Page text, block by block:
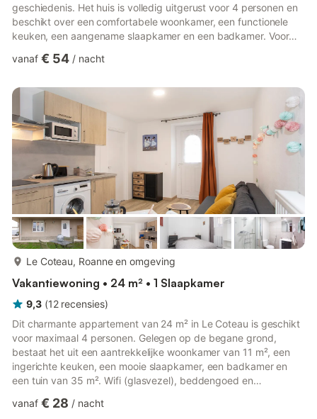
geschiedenis. Het huis is volledig uitgerust voor 4 personen en
beschikt over een comfortabele woonkamer, een functionele
keuken, een aangename slaapkamer en een badkamer. Voor
aanwezig. U vindt er wifi, een televisie, evenals boeken en
Ochtends kunt u genieten van een rustig moment in de
privétuin voordat u de omgeving gaat verkennen. In de buurt: -
Boulieu-lès-A...
vanaf € 54 / nacht
Le Coteau, Roanne en omgeving
Vakantiewoning • 24 m² • 1 Slaapkamer
9,3 (12 recensies)
Dit charmante appartement van 24 m² in Le Coteau is geschikt
voor maximaal 4 personen. Gelegen op de begane grond,
bestaat het uit een aantrekkelijke woonkamer van 11 m², een
ingerichte keuken, een mooie slaapkamer, een badkamer en
een tuin van 35 m². Wifi (glasvezel), beddengoed en
bestaat uit: - Een woonkamer van 11 m² met televisie,
vanaf € 28 / nacht